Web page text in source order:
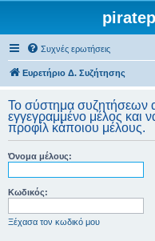
Συχνές ερωτήσεις
Ευρετήριο Δ. Συζήτησης
Το σύστημα συζητήσεων
εγγεγραμμένο μέλος και
προφίλ κάποιου μέλους.
Όνομα μέλους:
Κωδικός:
Ξέχασα τον κωδικό μου